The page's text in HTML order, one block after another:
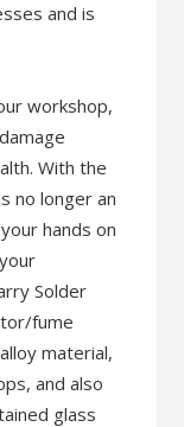
and is
workshop,
With the
no longer an
hands on
Solder
fume
material,
and also
glass